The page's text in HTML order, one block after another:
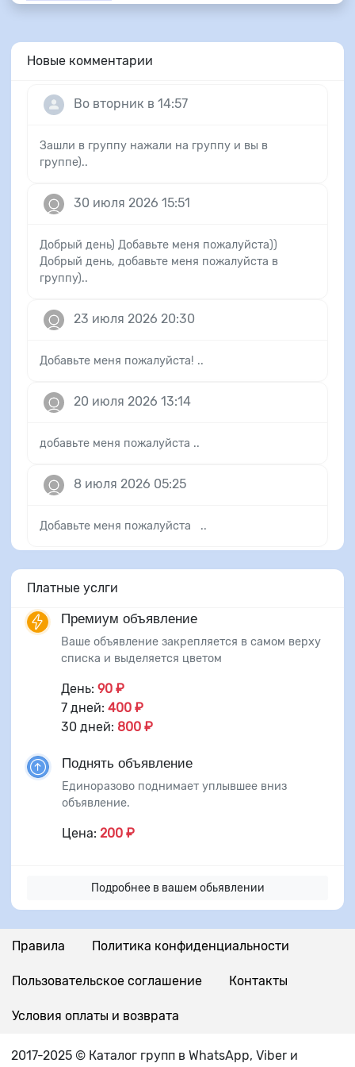
Новые комментарии
Во вторник в 14:57
Зашли в группу нажали на группу и вы в
группе)..
30 июля 2026 15:51
Добрый день) Добавьте меня пожалуйста))
Добрый день, добавьте меня пожалуйста в
группу)..
23 июля 2026 20:30
Добавьте меня пожалуйста! ..
20 июля 2026 13:14
добавьте меня пожалуйста ..
8 июля 2026 05:25
Добавьте меня пожалуйста ..
Платные услги
Премиум объявление
Ваше объявление закрепляется в самом верху
списка и выделяется цветом
День: 90 ₽
7 дней: 400 ₽
30 дней: 800 ₽
Поднять объявление
Единоразово поднимает уплывшее вниз
объявление.
Цена: 200 ₽
Подробнее в вашем обьявлении
Правила Политика конфиденциальности
Пользовательское соглашение Контакты
Условия оплаты и возврата
2017-2025 © Каталог групп в WhatsApp, Viber и